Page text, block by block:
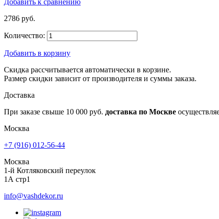
2786 руб.
Количество:
Добавить в корзину
Скидка рассчитывается автоматически в корзине.
Размер скидки зависит от производителя и суммы заказа.
Доставка
При заказе свыше 10 000 руб. доставка по Москве
Москва
+7 (916) 012-56-44
Москва
1-й Котляковский переулок
1А стр1
info@vashdekor.ru